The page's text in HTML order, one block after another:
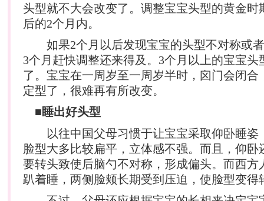
头型就不大会改变了。调整宝宝头型的黄金时
后的2个月内。
如果2个月以后发现宝宝的头型不对称或
3个月赶快调整还来得及。3个月以上的宝宝头
了。宝宝在一周岁至一周岁半时，囟门会闭合
定型了，很难再有所改变。
■睡出好头型
以往中国父母习惯于让宝宝采取仰卧睡姿
脸型大多比较扁平，立体感不强。而且，仰卧
要转头致使后脑勺不对称，形成偏头。而西方
趴着睡，两侧脸颊长期受到压迫，使脸型变得